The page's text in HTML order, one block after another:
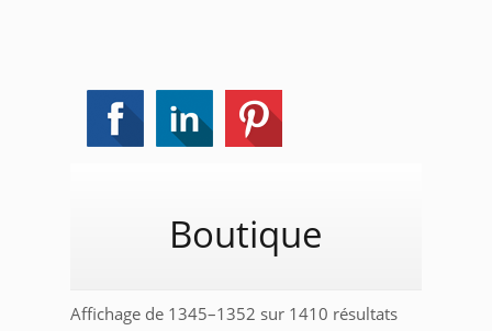
Boutique
Affichage de 1345–1352 sur 1410 résultatsTrié